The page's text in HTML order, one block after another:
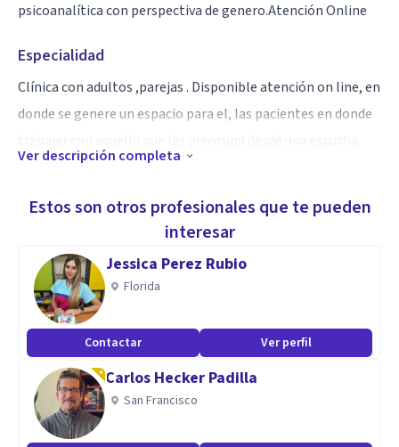
psicoanalítica con perspectiva de genero.Atención Online
Especialidad
Clínica con adultos ,parejas . Disponible atención on line, en
donde se genere un espacio para el, las pacientes en donde
Ver descripción completa
Estos son otros profesionales que te pueden
interesar
Jessica Perez Rubio
Florida
Contactar Ver perfil
Carlos Hecker Padilla
San Francisco